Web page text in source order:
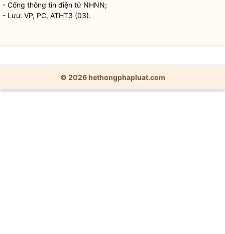
- Cổng thông tin điện tử NHNN;
- Lưu: VP, PC, ATHT3 (03).
© 2026 hethongphapluat.com